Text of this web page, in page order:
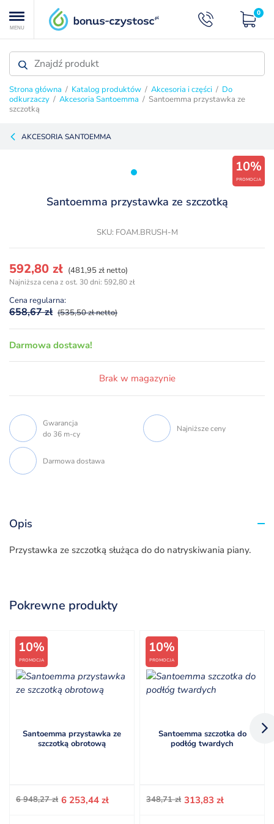
MENU
0
Strona główna / Katalog produktów / Akcesoria i części / Do
odkurzaczy / Akcesoria Santoemma / Santoemma przystawka ze
szczotką
AKCESORIA SANTOEMMA
Santoemma przystawka ze szczotką
SKU: FOAM.BRUSH-M
10%
PROMOCJA
658,67zł (535,50 zł netto)
Pierwotna
cena
wynosiła:
658,67 zł.
592,80 zł (481,95 zł netto)
Aktualna
cena
wynosi:
592,80 zł.
Najniższa cena z ost. 30 dni: 592,80zł
Cena regularna:
Darmowa dostawa!
Brak w magazynie
Gwarancja
do 36 m-cy
Najniższe ceny
Darmowa dostawa
Opis
Przystawka ze szczotką służąca do do natryskiwania piany.
Pokrewne produkty
10%
PROMOCJA
Santoemma przystawka ze
szczotką obrotową
6 948,27zł
Pierwotna
wynosiła:
6 253,44 zł
Aktualna
wynosi:
10%
PROMOCJA
Santoemma szczotka do
podłóg twardych
348,71zł
Pierwotna
wynosiła:
313,83 zł
Aktualna
wynosi: